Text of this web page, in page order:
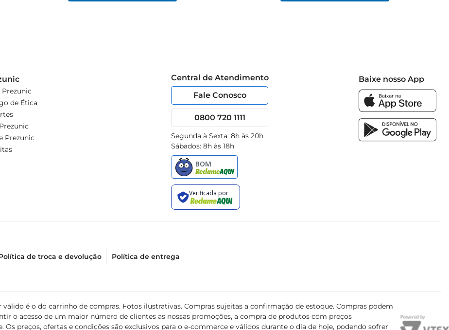
de Ética
Prezunic
Central de Atendimento
Fale Conosco
0800 720 1111
Segunda à Sexta: 8h às 20h
Sábados: 8h às 18h
Baixe nosso App
de troca e devolução Política de entrega
é o do carrinho de compras. Fotos ilustrativas. Compras sujeitas a confirmação de estoque. Compras podem
o acesso de um maior número de clientes as nossas promoções, a compra de produtos com preços
preços, ofertas e condições são exclusivos para o e-commerce e válidos durante o dia de hoje, podendo sofrer